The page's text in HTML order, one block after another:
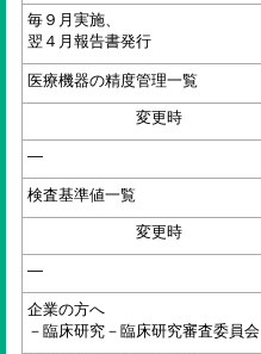
毎９月実施、
翌４月報告書発行
医療機器の精度管理一覧
変更時
—
検査基準値一覧
変更時
—
企業の方へ
－臨床研究－臨床研究審査委員会